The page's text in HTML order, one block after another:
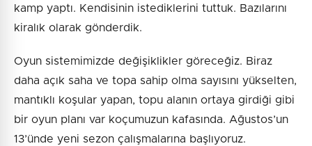
kamp yaptı. Kendisinin istediklerini tuttuk. Bazılarını
kiralık olarak gönderdik.
Oyun sistemimizde değişiklikler göreceğiz. Biraz
daha açık saha ve topa sahip olma sayısını yükselten,
mantıklı koşular yapan, topu alanın ortaya girdiği gibi
bir oyun planı var koçumuzun kafasında. Ağustos’un
13’ünde yeni sezon çalışmalarına başlıyoruz.